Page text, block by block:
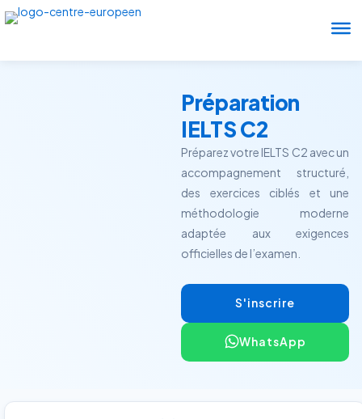
Aller
au
Préparation
IELTS C2
Préparez votre IELTS C2 avec un
accompagnement structuré,
des exercices ciblés et une
méthodologie moderne
adaptée aux exigences
officielles de l’examen.
S'inscrire
WhatsApp